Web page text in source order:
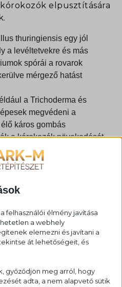
elpusztítására
thuringiensis egy jól
a levéltetvekre és más
spórái a rovarok
mérgező hatást
a Trichoderma és
megvédeni a
káros gombás
a kórokozók növekedését.
Illatanyagok
mint például a
csapdák segítségével
rovarok, például a
működő
visszaszorításában,
összegyűjtik és
felhasználói élmény javítása
a webhely
elemezni és javítani a
át lehetőségeit, és
győződjön meg arról, hogy
adta, a nem alapvető sütik